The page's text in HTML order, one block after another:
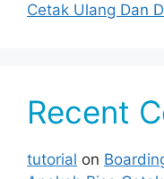
Cetak Ulang Dan
Recent
tutorial on